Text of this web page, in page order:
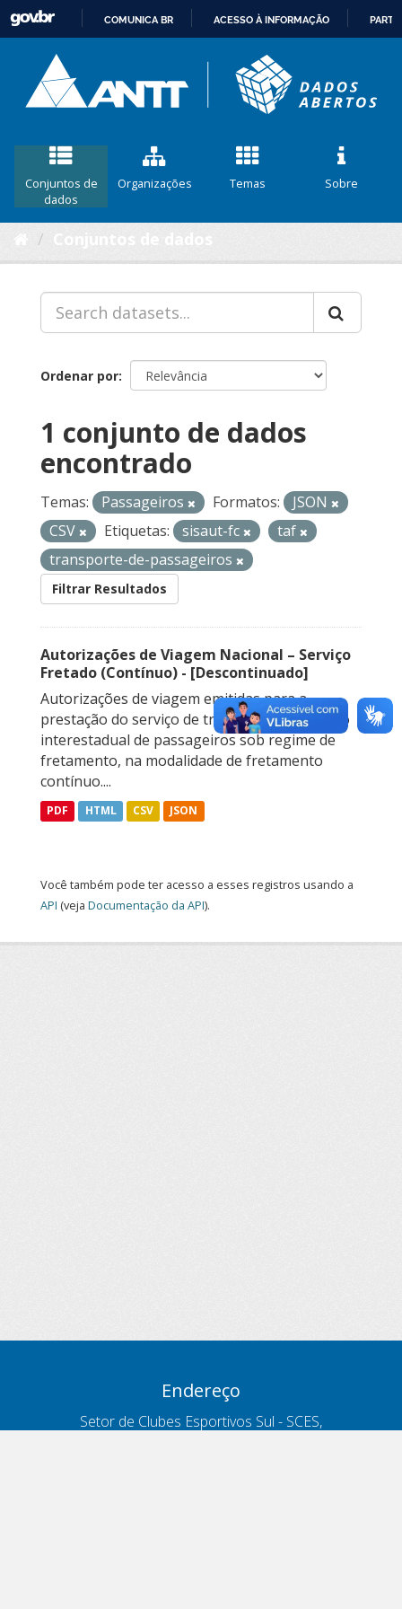
CONTEÚDO
COMUNICA BR ACESSO À INFORMAÇÃO
Conjuntos de
dados
Organizações Temas Sobre
Ordenar por
1 conjunto de dados
encontrado
Temas: Passageiros Formatos:
JSON
CSV
Etiquetas: sisaut-fc
taf
transporte-de-passageiros
Filtrar Resultados
Autorizações de Viagem Nacional – Serviço
Fretado (Contínuo) - [Descontinuado]
Autorizações de viagem emitidas para a
prestação do serviço de transporte rodoviário
interestadual de passageiros sob regime de
fretamento, na modalidade de fretamento
contínuo....
PDF HTML CSV JSON
Você também pode ter acesso a esses registros usando a
API (veja Documentação da API).
Endereço
Setor de Clubes Esportivos Sul - SCES,